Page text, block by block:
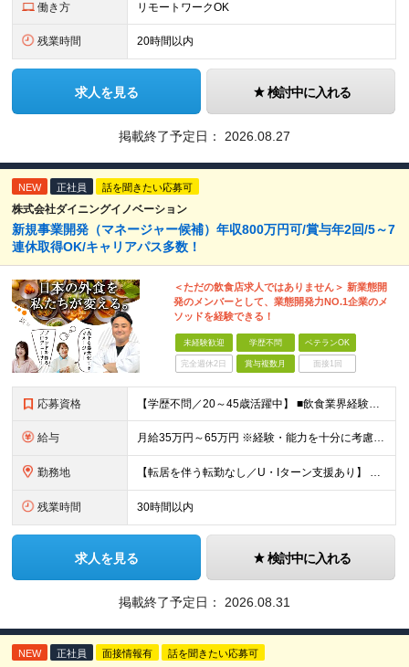
働き方 リモートワークOK
残業時間 20時間以内
求人を見る 検討中に入れる
掲載終了予定日： 2026.08.27
NEW 正社員 話を聞きたい応募可
株式会社ダイニングイノベーション
新規事業開発（マネージャー候補）年収800万円可/賞与年2回/5～7
連休取得OK/キャリアパス多数！
＜ただの飲食店求人ではありません＞ 新業態開
発のメンバーとして、業態開発力NO.1企業のメ
ソッドを経験できる！
未経験歓迎 学歴不問 ベテランOK
完全週休2日 賞与複数月 面接1回
応募資格 【学歴不問／20～45歳活躍中】 ■飲食業界経験および販売／サービスの経験がある方を歓迎します 例えば「もっとこうすれば売れるのに」というアイデアを形にしたい方、経営陣に近いポジションでビジネスを
給与 月給35万円～65万円 ※経験・能力を十分に考慮し決定。 ※月給35万円～48万円までは非管理職となりますので、 上記月給には、月30時間分の固定残業代（61,620円～84,508円）および月10
勤務地 【転居を伴う転勤なし／U・Iターン支援あり】 本社（恵比寿）または当社が運営する東京都内の直営店舗での勤務 ※配属先は経験・希望・プロジェクト内容を踏まえて決定します。 ★社宅・引越支援制度あり（
残業時間 30時間以内
求人を見る 検討中に入れる
掲載終了予定日： 2026.08.31
NEW 正社員 面接情報有 話を聞きたい応募可